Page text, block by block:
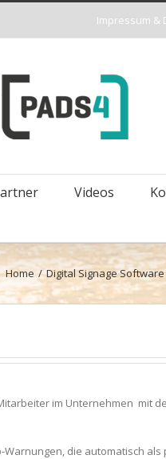
Impressum &
Videos
Home / Digital Signage Software
im Unternehmen mit
die automatisch